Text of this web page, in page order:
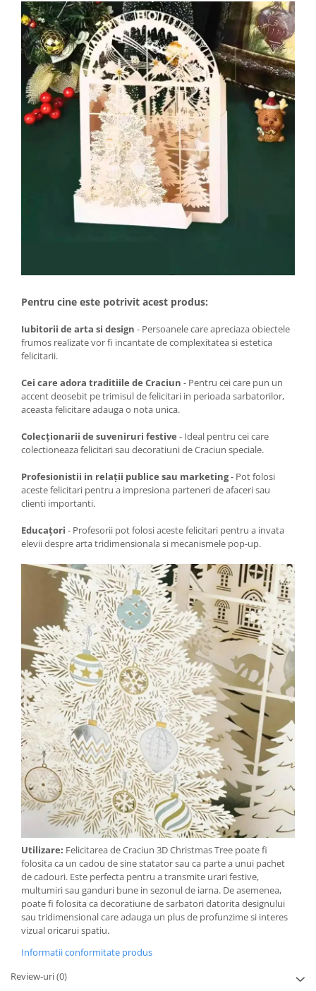
Pentru cine este potrivit acest produs:
Iubitorii de arta si design - Persoanele care apreciaza obiectele
frumos realizate vor fi incantate de complexitatea si estetica
felicitarii.
Cei care adora traditiile de Craciun - Pentru cei care pun un
accent deosebit pe trimisul de felicitari in perioada sarbatorilor,
aceasta felicitare adauga o nota unica.
Colecționarii de suveniruri festive - Ideal pentru cei care
colectioneaza felicitari sau decoratiuni de Craciun speciale.
Profesionistii in relații publice sau marketing- Pot folosi
aceste felicitari pentru a impresiona parteneri de afaceri sau
clienti importanti.
Educațori - Profesorii pot folosi aceste felicitari pentru a invata
elevii despre arta tridimensionala si mecanismele pop-up.
Utilizare: Felicitarea de Craciun 3D Christmas Tree poate fi
folosita ca un cadou de sine statator sau ca parte a unui pachet
de cadouri. Este perfecta pentru a transmite urari festive,
multumiri sau ganduri bune in sezonul de iarna. De asemenea,
poate fi folosita ca decoratiune de sarbatori datorita designului
sau tridimensional care adauga un plus de profunzime si interes
vizual oricarui spatiu.
Informatii conformitate produs
Review-uri(0)